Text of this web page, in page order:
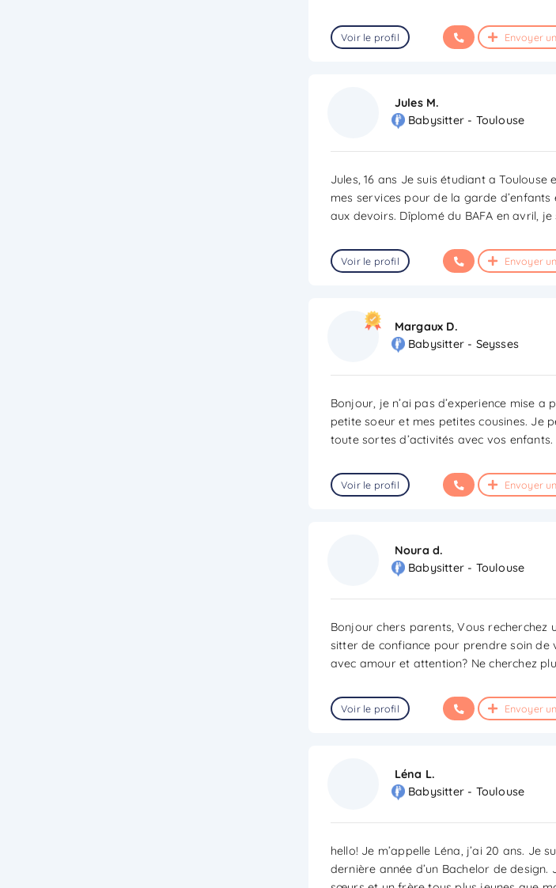
Voir le profil Envoyer
Jules M.
Babysitter - Toulouse
Jules, 16 ans Je suis étudiant a Toulouse
mes services pour de la garde d’enfants
aux devoirs. Dîplomé du BAFA en avril, je
Voir le profil Envoyer
Margaux D.
Babysitter - Seysses
Bonjour, je n’ai pas d’experience mise a
petite soeur et mes petites cousines. Je
toute sortes d’activités avec vos enfants.
Voir le profil Envoyer
Noura d.
Babysitter - Toulouse
Bonjour chers parents, Vous recherchez
sitter de confiance pour prendre soin de
avec amour et attention? Ne cherchez
Voir le profil Envoyer
Léna L.
Babysitter - Toulouse
hello! Je m’appelle Léna, j’ai 20 ans. Je
dernière année d’un Bachelor de design.